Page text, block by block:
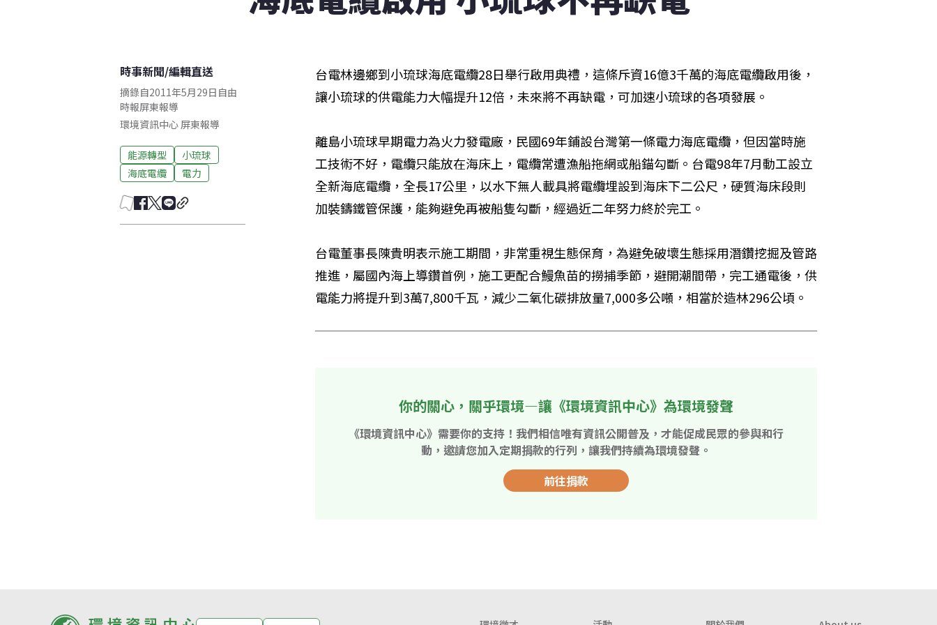
時事新聞/編輯直送
摘錄自2011年5月29日自由
時報屏東報導
環境資訊中心屏東報導
能源轉型
小琉球
海底電纜
電力
台電林邊鄉到小琉球海底電纜28日舉行啟用典禮，這條斥資16億3千萬的海底電纜啟用後，
讓小琉球的供電能力大幅提升12倍，未來將不再缺電，可加速小琉球的各項發展。
離島小琉球早期電力為火力發電廠，民國69年鋪設台灣第一條電力海底電纜，但因當時施
工技術不好，電纜只能放在海床上，電纜常遭漁船拖網或船錨勾斷。台電98年7月動工設立
全新海底電纜，全長17公里，以水下無人載具將電纜埋設到海床下二公尺，硬質海床段則
加裝鑄鐵管保護，能夠避免再被船隻勾斷，經過近二年努力終於完工。
台電董事長陳貴明表示施工期間，非常重視生態保育，為避免破壞生態採用潛鑽挖掘及管路
推進，屬國內海上導鑽首例，施工更配合鰻魚苗的撈捕季節，避開潮間帶，完工通電後，供
電能力將提升到3萬7,800千瓦，減少二氧化碳排放量7,000多公噸，相當於造林296公頃。
你的關心，關乎環境—讓《環境資訊中心》為環境發聲
《環境資訊中心》需要你的支持！我們相信唯有資訊公開普及，才能促成民眾的參與和行
動，邀請您加入定期捐款的行列，讓我們持續為環境發聲。
前往捐款